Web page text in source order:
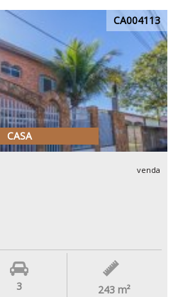
CA004113
CASA
venda
3 243 m²